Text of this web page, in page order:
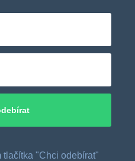
tlačítka "Chci odebírat"